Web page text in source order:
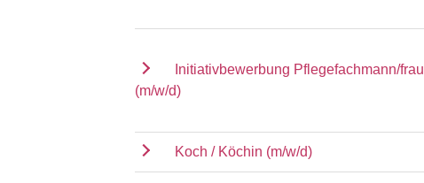
Initiativbewerbung Pflegefachmann/frau
(m/w/d)
Koch / Köchin (m/w/d)